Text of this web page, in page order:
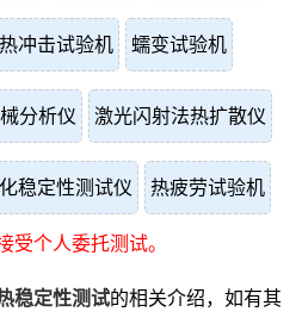
热冲击试验机 蠕变试验机
分析仪 激光闪射法热扩散仪
稳定性测试仪 热疲劳试验机
受个人委托测试。
稳定性测试的相关介绍，如有其